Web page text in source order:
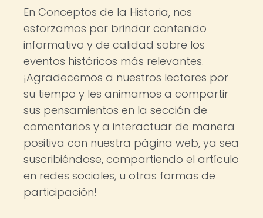
En Conceptos de la Historia, nos
esforzamos por brindar contenido
informativo y de calidad sobre los
eventos históricos más relevantes.
¡Agradecemos a nuestros lectores por
su tiempo y les animamos a compartir
sus pensamientos en la sección de
comentarios y a interactuar de manera
positiva con nuestra página web, ya sea
suscribiéndose, compartiendo el artículo
en redes sociales, u otras formas de
participación!